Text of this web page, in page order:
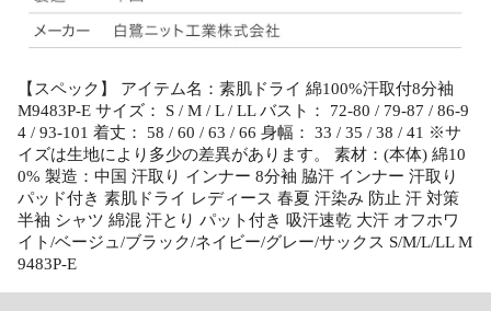
【スペック】 アイテム名：素肌ドライ 綿100%汗取付8分袖
M9483P-E サイズ： S / M / L / LL バスト： 72-80 / 79-87 / 86-9
4 / 93-101 着丈： 58 / 60 / 63 / 66 身幅： 33 / 35 / 38 / 41 ※サ
イズは生地により多少の差異があります。 素材：(本体) 綿10
0% 製造：中国 汗取り インナー 8分袖 脇汗 インナー 汗取り
パッド付き 素肌ドライ レディース 春夏 汗染み 防止 汗 対策
半袖 シャツ 綿混 汗とり パット付き 吸汗速乾 大汗 オフホワ
イト/ベージュ/ブラック/ネイビー/グレー/サックス S/M/L/LL M
9483P-E